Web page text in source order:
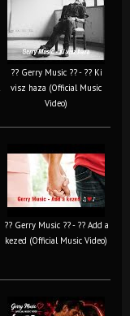
?? Gerry Music ?? - ?? Ki
visz haza (Official Music
Video)
?? Gerry Music ?? - ?? Add a
kezed (Official Music Video)